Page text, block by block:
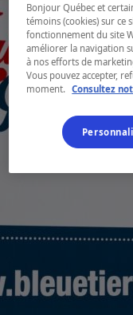
Bonjour Québec et
témoins (cookies) sur ce
fonctionnement du site
améliorer la navigation
à nos efforts de
Vous pouvez accepter,
moment.
Consultez